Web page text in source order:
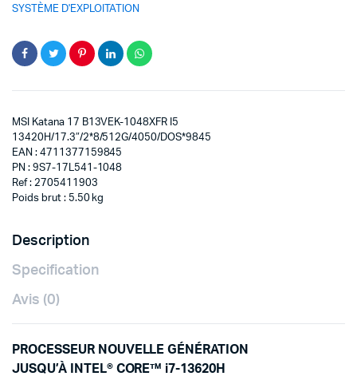
SYSTÈME D'EXPLOITATION
MSI Katana 17 B13VEK-1048XFR I5
13420H/17.3″/2*8/512G/4050/DOS*9845
EAN : 4711377159845
PN : 9S7-17L541-1048
Ref : 2705411903
Poids brut : 5.50 kg
Description
Specification
Avis (0)
PROCESSEUR NOUVELLE GÉNÉRATION
JUSQU’À INTEL® CORE™ i7-13620H